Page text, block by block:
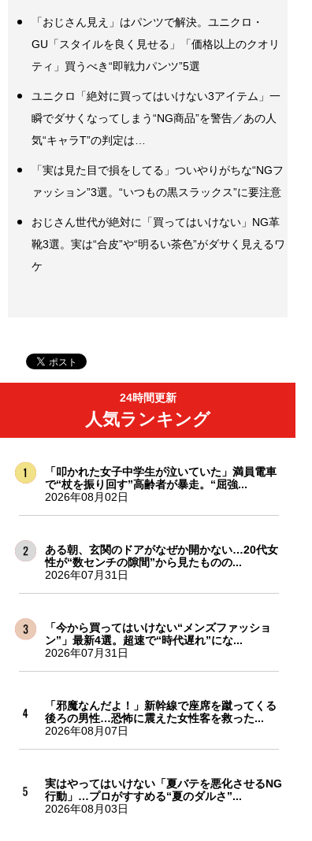
「おじさん見え」はパンツで解決。ユニクロ・
GU「スタイルを良く見せる」「価格以上のクオリ
ティ」買うべき“即戦力パンツ”5選
ユニクロ「絶対に買ってはいけない3アイテム」一
瞬でダサくなってしまう“NG商品”を警告／あの人
気“キャラT”の判定は…
「実は見た目で損をしてる」ついやりがちな“NGフ
ァッション”3選。“いつもの黒スラックス”に要注意
おじさん世代が絶対に「買ってはいけない」NG革
靴3選。実は“合皮”や“明るい茶色”がダサく見えるワ
ケ
24時間更新
人気ランキング
「叩かれた女子中学生が泣いていた」満員電車
で“杖を振り回す”高齢者が暴走。“屈強...
2026年08月02日
ある朝、玄関のドアがなぜか開かない…20代女
性が“数センチの隙間”から見たものの...
2026年07月31日
「今から買ってはいけない“メンズファッショ
ン”」最新4選。超速で“時代遅れ”にな...
2026年07月31日
「邪魔なんだよ！」新幹線で座席を蹴ってくる
後ろの男性…恐怖に震えた女性客を救った...
2026年08月07日
実はやってはいけない「夏バテを悪化させるNG
行動」…プロがすすめる“夏のダルさ”...
2026年08月03日